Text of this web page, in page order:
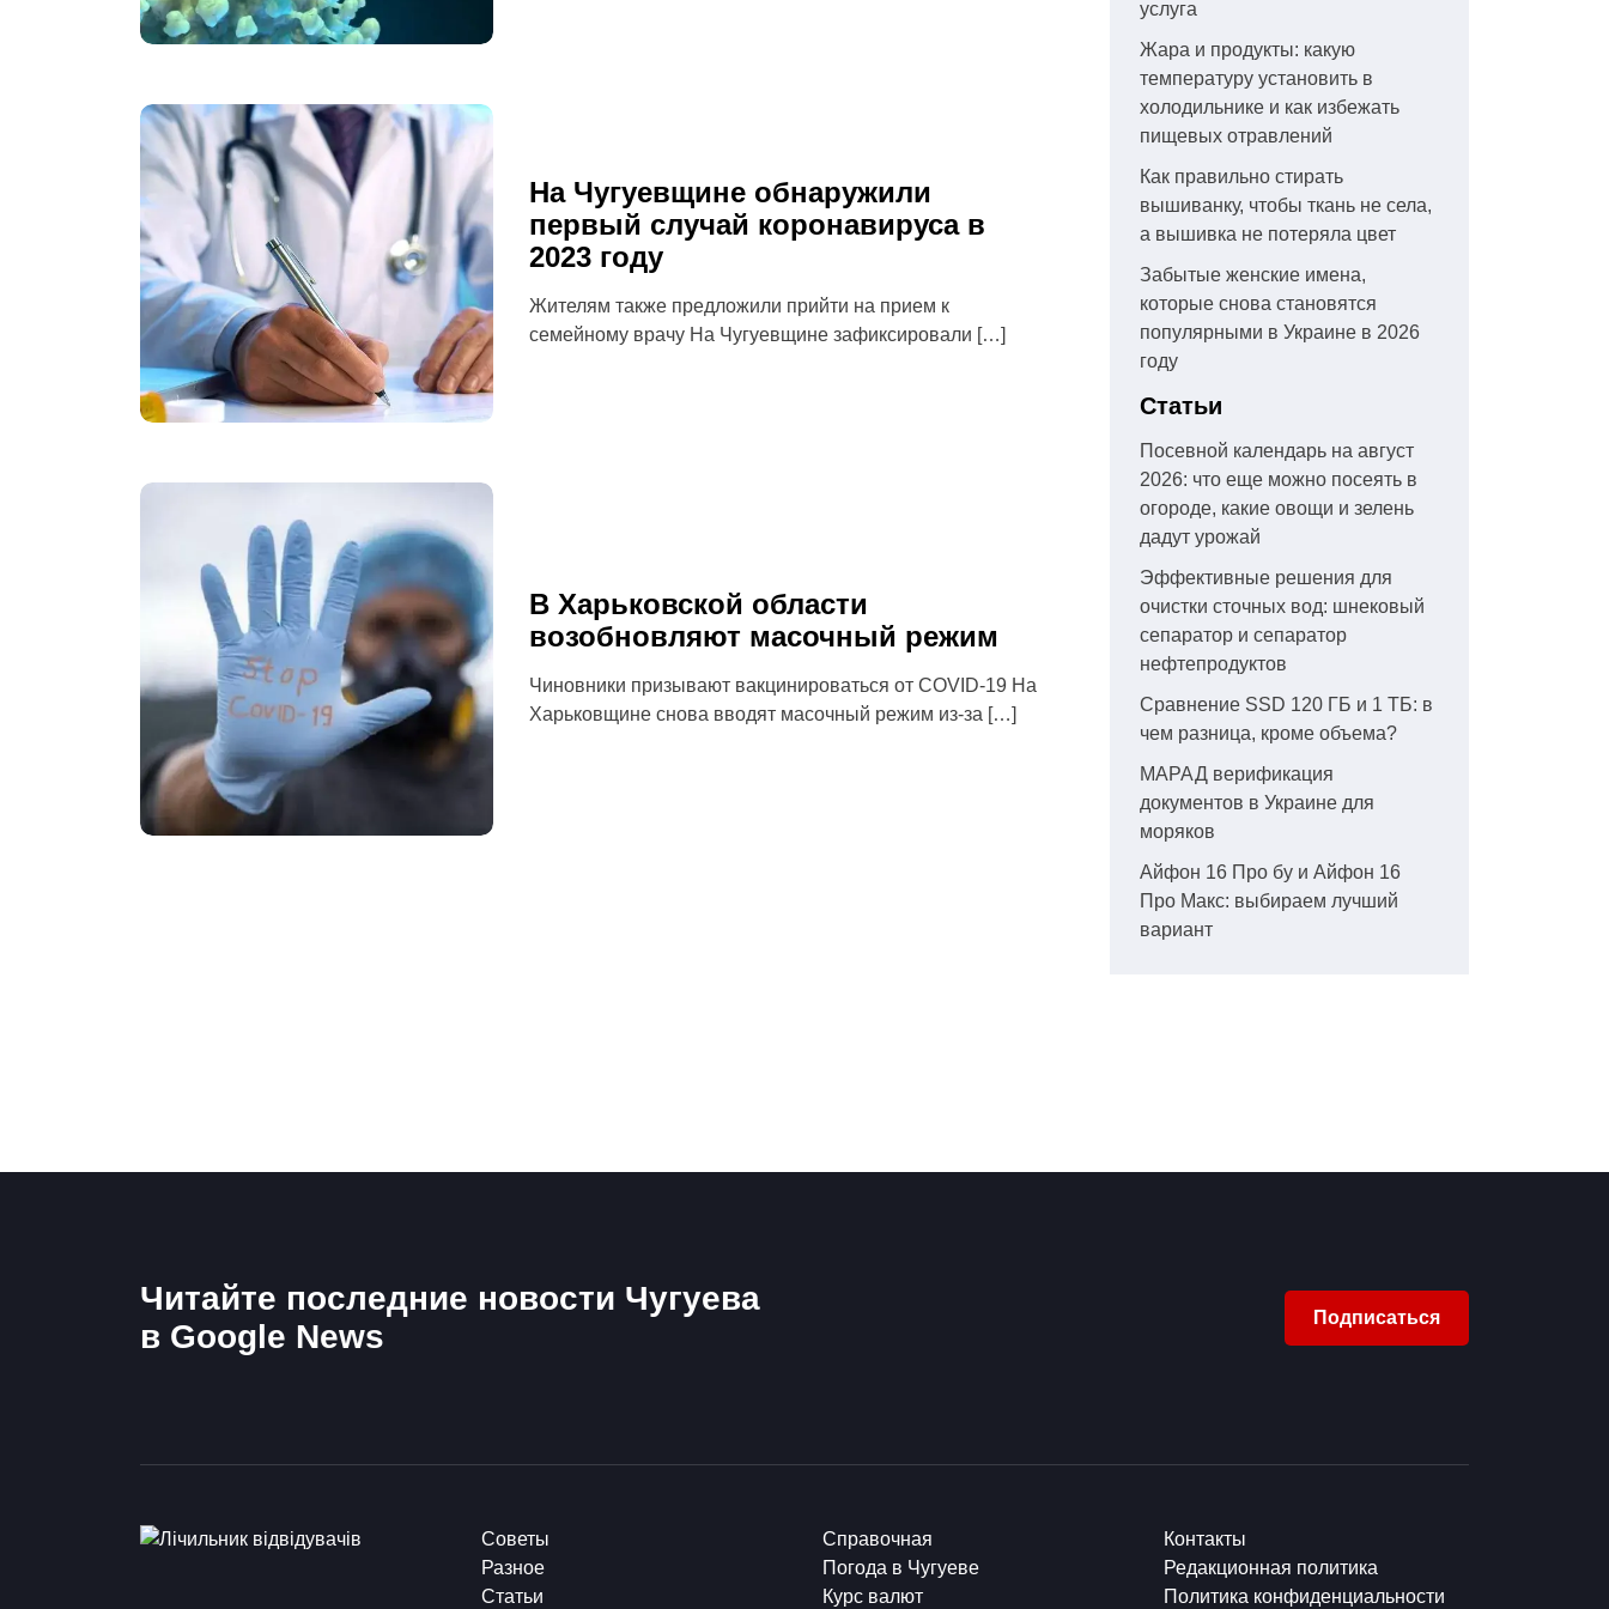
На Чугуевщине обнаружили
первый случай коронавируса в
2023 году
Жителям также предложили прийти на прием к
семейному врачу На Чугуевщине зафиксировали […]
В Харьковской области
возобновляют масочный режим
Чиновники призывают вакцинироваться от COVID-19 На
Харьковщине снова вводят масочный режим из-за […]
услуга
Жара и продукты: какую
температуру установить в
холодильнике и как избежать
пищевых отравлений
Как правильно стирать
вышиванку, чтобы ткань не села,
а вышивка не потеряла цвет
Забытые женские имена,
которые снова становятся
популярными в Украине в 2026
году
Статьи
Посевной календарь на август
2026: что еще можно посеять в
огороде, какие овощи и зелень
дадут урожай
Эффективные решения для
очистки сточных вод: шнековый
сепаратор и сепаратор
нефтепродуктов
Сравнение SSD 120 ГБ и 1 ТБ: в
чем разница, кроме объема?
МАРАД верификация
документов в Украине для
моряков
Айфон 16 Про бу и Айфон 16
Про Макс: выбираем лучший
вариант
Читайте последние новости Чугуева
в Google News
Подписаться
Советы
Разное
Статьи
Справочная
Погода в Чугуеве
Курс валют
Контакты
Редакционная политика
Политика конфиденциальности